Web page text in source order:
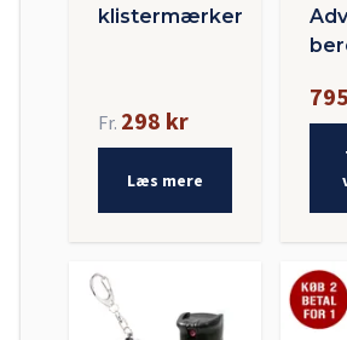
klistermærker
Fr. 298 kr
Læs mere